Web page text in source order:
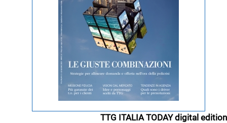
TTG ITALIA TODAY digital edition